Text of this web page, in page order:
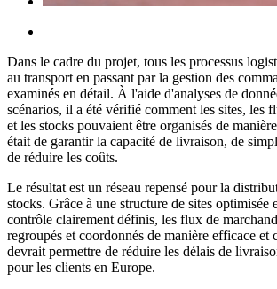
Dans le cadre du projet, tous les processus
au transport en passant par la gestion des
examinés en détail. À l'aide d'analyses de
scénarios, il a été vérifié comment les sites, les
et les stocks pouvaient être organisés de
était de garantir la capacité de livraison, de
de réduire les coûts.
Le résultat est un réseau repensé pour la
stocks. Grâce à une structure de sites optimisée
contrôle clairement définis, les flux de
regroupés et coordonnés de manière efficace et
devrait permettre de réduire les délais de
pour les clients en Europe.